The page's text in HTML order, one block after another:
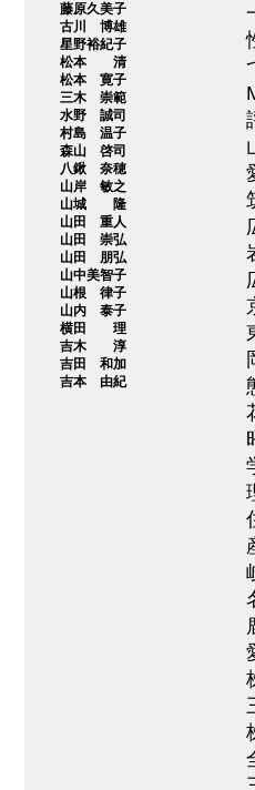
藤原久美子
古川 博雄
星野裕紀子
松本 清
松本 寛子
三木 崇範
水野 誠司
村島 温子
森山 啓司
八鍬 奈穂
山岸 敏之
山城 隆
山田 重人
山田 崇弘
山田 朋弘
山中美智子
山根 律子
山内 泰子
横田 理
吉木 淳
吉田 和加
吉本 由紀